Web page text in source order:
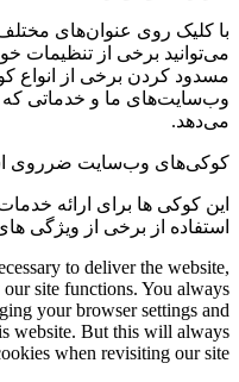
با کلیک روی عنوان‌های مختلف
می‌توانید برخی از تنظیمات
مسدود کردن برخی از انواع
وب‌سایت‌های ما و خدماتی که ما
می‌دهد.
کوکی‌های وب‌سایت ضرروی
این کوکی ها برای ارائه
استفاده از برخی از ویژگی
to deliver the website,
site functions. You always
your browser settings and
website. But this will always
when revisiting our site.